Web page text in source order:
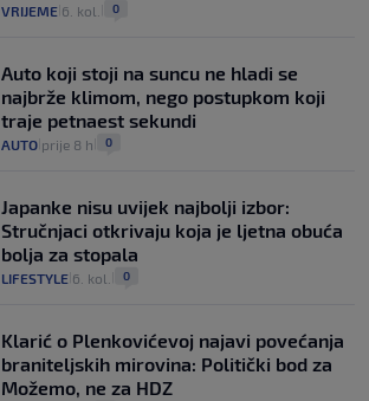
VRIJEME 6. kol. 0
Auto koji stoji na suncu ne hladi se
najbrže klimom, nego postupkom koji
traje petnaest sekundi
AUTO prije 8 h 0
Japanke nisu uvijek najbolji izbor:
Stručnjaci otkrivaju koja je ljetna obuća
bolja za stopala
LIFESTYLE 6. kol. 0
Klarić o Plenkovićevoj najavi povećanja
braniteljskih mirovina: Politički bod za
Možemo, ne za HDZ